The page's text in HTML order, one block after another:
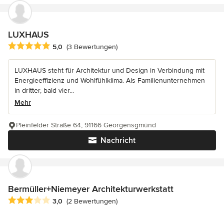
LUXHAUS
Durchschnittliche Bewertung: 5 von 5 Sternen
5,0 (3 Bewertungen)
LUXHAUS steht für Architektur und Design in Verbindung mit
Energieeffizienz und Wohlfühlklima. Als Familienunternehmen
in dritter, bald vier...
Mehr
Nachricht
Pleinfelder Straße 64, 91166 Georgensgmünd
Bermüller+Niemeyer Architekturwerkstatt
Durchschnittliche Bewertung: 3 von 5 Sternen
3,0 (2 Bewertungen)